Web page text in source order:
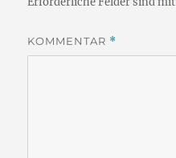
KOMMENTAR *